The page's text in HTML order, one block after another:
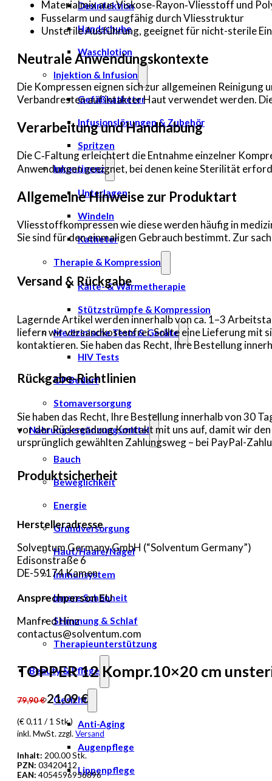
Desinfektion
Handschuhe
Waschlotion
Injektion & Infusion
Gefäßkatheter
Infusionslösungen & Zubehör
Spritzen
Inkontinenz
Unterlagen
Windeln
Katheter
Therapie & Kompression
Kälte- & Wärmetherapie
Stützstrümpfe & Kompression
Medizinische Tests & Geräte
HIV Tests
OP Bedarf
Stomaversorgung
Nahrungsergänzungsmittel
Bauch
Beweglichkeit
Energie
Grundversorgung
Haut/Haare/Nägel
Immunsystem
Innere Schönheit
Stimmung & Schlaf
Therapieunterstützung
Beauty & Pflege
Gesicht
Anti-Aging
Augenpflege
Lippenpflege
Materialmix aus Viskose‑Rayon‑Vliesstoff und
Fusselarm und saugfähig durch Vliesstruktur
Unsterile Ausführung, geeignet für nicht-sterile
Neutrale Anwendungskontexte
Die Kompressen eignen sich zur allgemeinen
Verbandresten auf intakter Haut verwendet werden.
Verarbeitung und Handhabung
Die C‑Faltung erleichtert die Entnahme einzelner
Anwendungen geeignet, bei denen keine Sterilität
Allgemeine Hinweise zur Produktart
Vliesstoffkompressen wie diese werden häufig in
Sie sind für den einmaligen Gebrauch bestimmt. Zur
Versand & Rückgabe
Lagernde Artikel werden innerhalb von ca. 1–3
liefern wir versandkostenfrei. Sollte eine Lieferung mit
kontaktieren. Sie haben das Recht, Ihre Bestellung
Rückgabe-Richtlinien
Sie haben das Recht, Ihre Bestellung innerhalb von 30
vor der Rücksendung Kontakt mit uns auf, damit wir
ursprünglich gewählten Zahlungsweg – bei PayPal-
Produktsicherheit
Herstelleradresse
Solventum Germany GmbH (“Solventum Germany”)
Edisonstraße 6
DE-59174 Kamen
Ansprechperson EU
Manfred Hinz
contactus@solventum.com
TOPPER 12 Kompr.10×20 cm
79,90€Ursprünglicher
war:
79,90 €
21,09€Aktueller
Preis
ist:
21,09 €.
(€ 0,11 / 1 Stk.)
inkl. MwSt. zzgl.Versand
Inhalt: 200.00 Stk.
PZN: 03420412
EAN: 4054596956896